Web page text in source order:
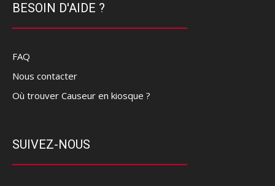
BESOIN D'AIDE ?
FAQ
Nous contacter
Où trouver Causeur en kiosque ?
SUIVEZ-NOUS